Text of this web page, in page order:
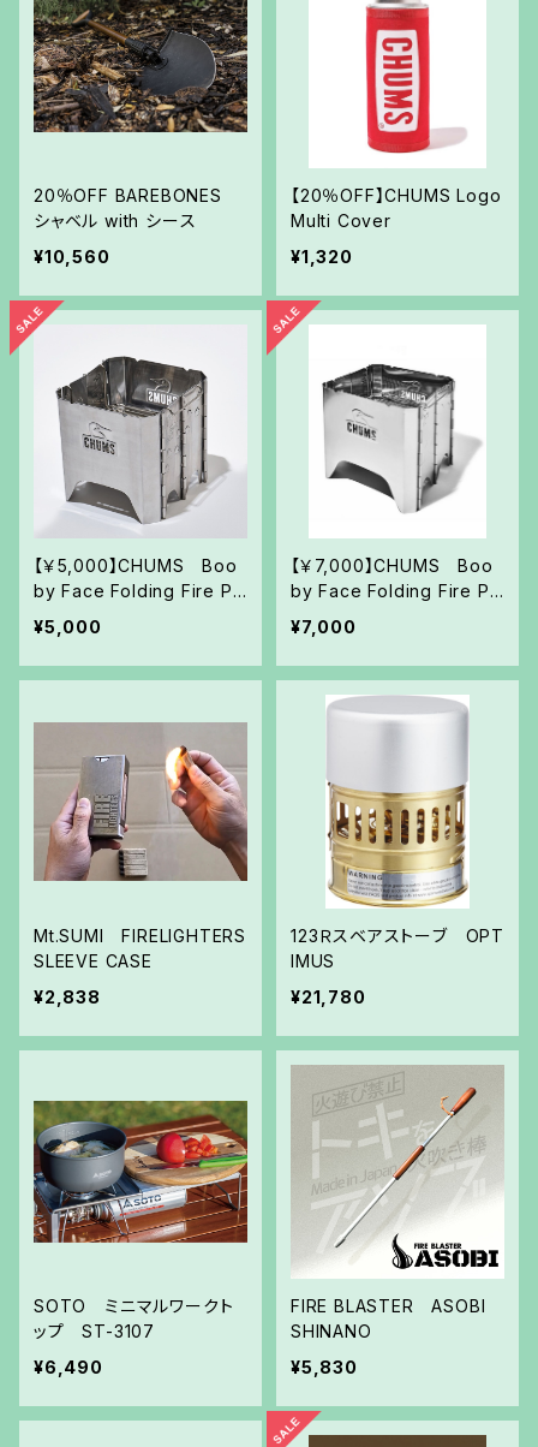
20％OFF BAREBONES
シャベル with シース
¥10,560
【20％OFF】CHUMS Logo
Multi Cover
¥1,320
【￥5,000】CHUMS Boo
by Face Folding Fire Pit
Mサイズ
¥5,000
【￥7,000】CHUMS Boo
by Face Folding Fire Pit
Lサイズ
¥7,000
Mt.SUMI FIRELIGHTERS
SLEEVE CASE
¥2,838
123Ｒスベアストーブ OPT
IMUS
¥21,780
SOTO ミニマルワークト
ップ ST-3107
¥6,490
FIRE BLASTER ASOBI
SHINANO
¥5,830